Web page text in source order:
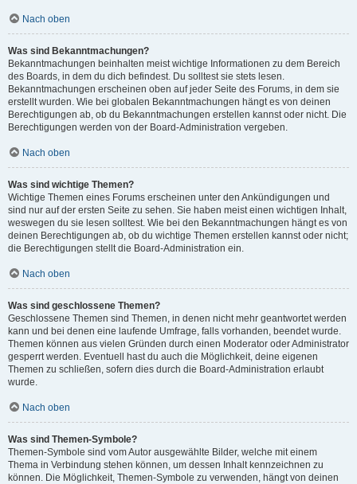
Nach oben
Was sind Bekanntmachungen?
Bekanntmachungen beinhalten meist wichtige Informationen zu dem Bereich
des Boards, in dem du dich befindest. Du solltest sie stets lesen.
Bekanntmachungen erscheinen oben auf jeder Seite des Forums, in dem sie
erstellt wurden. Wie bei globalen Bekanntmachungen hängt es von deinen
Berechtigungen ab, ob du Bekanntmachungen erstellen kannst oder nicht. Die
Berechtigungen werden von der Board-Administration vergeben.
Nach oben
Was sind wichtige Themen?
Wichtige Themen eines Forums erscheinen unter den Ankündigungen und
sind nur auf der ersten Seite zu sehen. Sie haben meist einen wichtigen Inhalt,
weswegen du sie lesen solltest. Wie bei den Bekanntmachungen hängt es von
deinen Berechtigungen ab, ob du wichtige Themen erstellen kannst oder nicht;
die Berechtigungen stellt die Board-Administration ein.
Nach oben
Was sind geschlossene Themen?
Geschlossene Themen sind Themen, in denen nicht mehr geantwortet werden
kann und bei denen eine laufende Umfrage, falls vorhanden, beendet wurde.
Themen können aus vielen Gründen durch einen Moderator oder Administrator
gesperrt werden. Eventuell hast du auch die Möglichkeit, deine eigenen
Themen zu schließen, sofern dies durch die Board-Administration erlaubt
wurde.
Nach oben
Was sind Themen-Symbole?
Themen-Symbole sind vom Autor ausgewählte Bilder, welche mit einem
Thema in Verbindung stehen können, um dessen Inhalt kennzeichnen zu
können. Die Möglichkeit, Themen-Symbole zu verwenden, hängt von deinen